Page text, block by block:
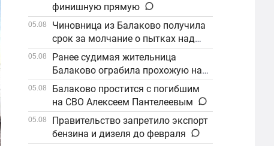
финишную прямую
05.08
Чиновница из Балаково получила
срок за молчание о пытках над
детьми
05.08
Ранее судимая жительница
Балаково ограбила прохожую на
улице
05.08
Балаково простится с погибшим
на СВО Алексеем Пантелеевым
05.08
Правительство запретило экспорт
бензина и дизеля до февраля